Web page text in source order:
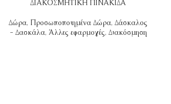
ΔΙΑΚΟΣΜΗΤΙΚΗ ΠΙΝΑΚΙΔΑ
Δώρα, Προσωποποιημένα Δώρα,Δάσκαλος
- Δασκάλα, Άλλες εφαρμογές, Διακόσμηση